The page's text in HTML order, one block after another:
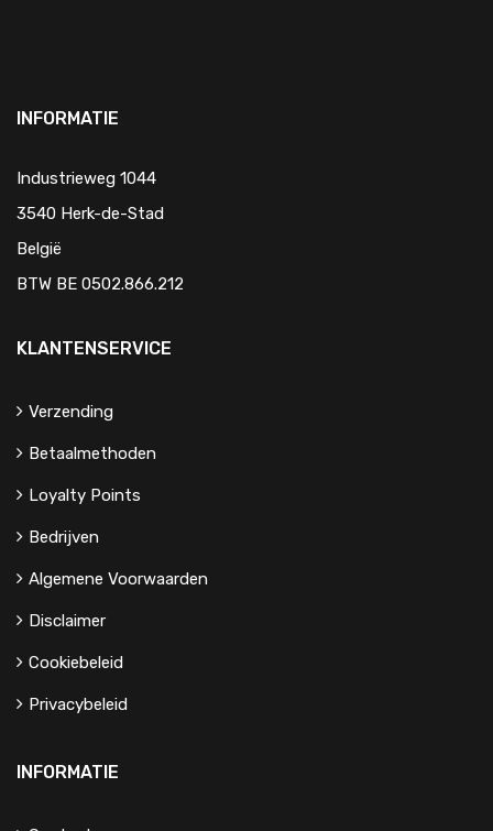
INFORMATIE
Industrieweg 1044
3540 Herk-de-Stad
België
BTW BE 0502.866.212
KLANTENSERVICE
Verzending
Betaalmethoden
Loyalty Points
Bedrijven
Algemene Voorwaarden
Disclaimer
Cookiebeleid
Privacybeleid
INFORMATIE